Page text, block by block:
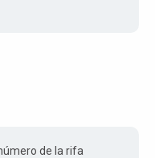
de la rifa